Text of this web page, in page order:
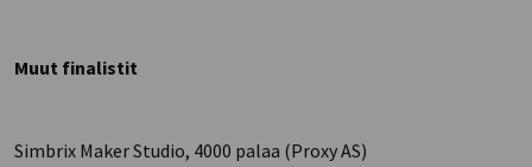
Muut finalistit
Simbrix Maker Studio, 4000 palaa (Proxy AS)